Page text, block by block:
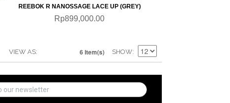
REEBOK R NANOSSAGE LACE UP (GREY)
Rp899,000.00
VIEW AS 6 Item(s) SHOW